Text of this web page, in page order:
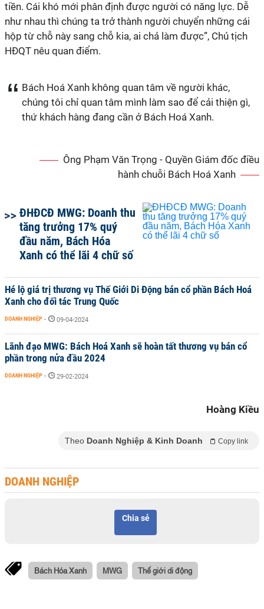
tiền. Cái khó mới phân định được người có năng lực. Dễ
như nhau thì chúng ta trở thành người chuyển những cái
hộp từ chỗ này sang chỗ kia, ai chả làm được”, Chủ tịch
HĐQT nêu quan điểm.
Bách Hoá Xanh không quan tâm về người khác,
chúng tôi chỉ quan tâm mình làm sao để cải thiện gì,
thứ khách hàng đang cần ở Bách Hoá Xanh.
Ông Phạm Văn Trọng - Quyền Giám đốc điều
hành chuỗi Bách Hoá Xanh
ĐHĐCĐ MWG: Doanh thu
tăng trưởng 17% quý
đầu năm, Bách Hóa
Xanh có thể lãi 4 chữ số
Hé lộ giá trị thương vụ Thế Giới Di Động bán cổ phần Bách Hoá
Xanh cho đối tác Trung Quốc
DOANH NGHIỆP - 09-04-2024
Lãnh đạo MWG: Bách Hoá Xanh sẽ hoàn tất thương vụ bán cổ
phần trong nửa đầu 2024
DOANH NGHIỆP - 29-02-2024
Hoàng Kiều
Theo Doanh Nghiệp & Kinh Doanh Copy link
DOANH NGHIỆP
Chia sẻ
Bách Hóa Xanh MWG Thế giới di động